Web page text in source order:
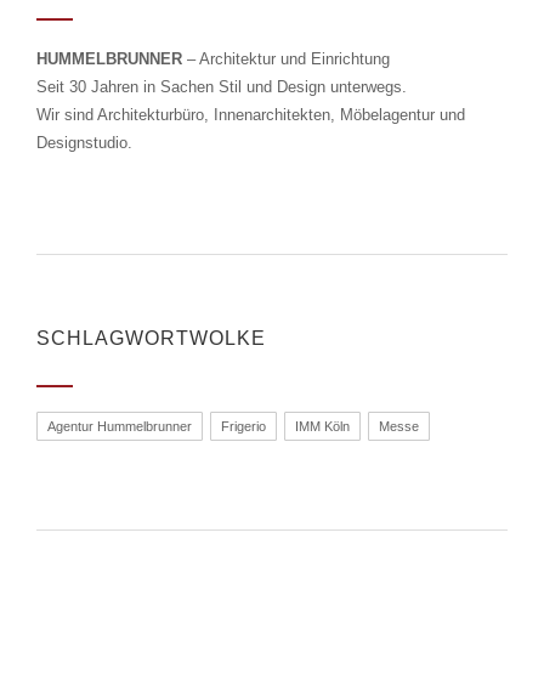
HUMMELBRUNNER – Architektur und Einrichtung
Seit 30 Jahren in Sachen Stil und Design unterwegs.
Wir sind Architekturbüro, Innenarchitekten, Möbelagentur und
Designstudio.
SCHLAGWORTWOLKE
Agentur Hummelbrunner Frigerio IMM Köln Messe